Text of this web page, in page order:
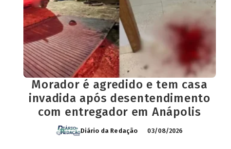
Morador é agredido e tem casa
invadida após desentendimento
com entregador em Anápolis
Diário da Redação 03/08/2026